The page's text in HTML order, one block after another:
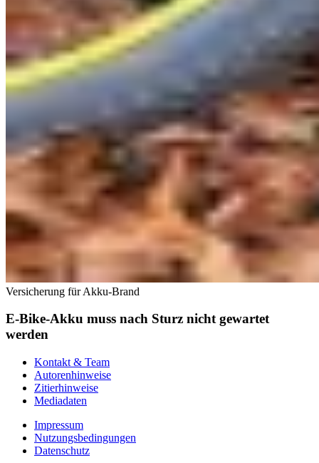
Versicherung für Akku-Brand
E-Bike-Akku muss nach Sturz nicht gewartet
werden
Kontakt & Team
Autorenhinweise
Zitierhinweise
Mediadaten
Impressum
Nutzungsbedingungen
Datenschutz